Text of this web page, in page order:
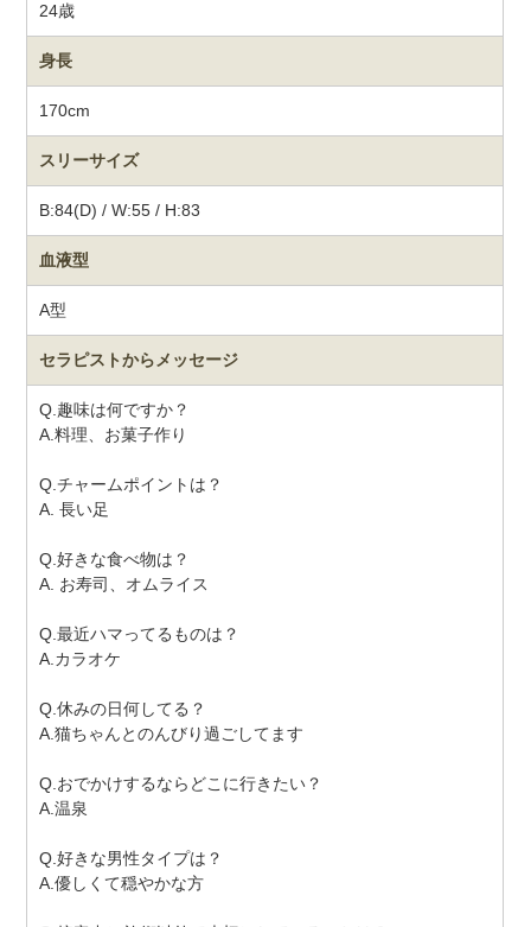
24歳
身長
170cm
スリーサイズ
B:84(D) / W:55 / H:83
血液型
A型
セラピストから メッセージ
Q.趣味は何ですか？
A.料理、お菓子作り
Q.チャームポイントは？
A. 長い足
Q.好きな食べ物は？
A. お寿司、オムライス
Q.最近ハマってるものは？
A.カラオケ
Q.休みの日何してる？
A.猫ちゃんとのんびり過ごしてます
Q.おでかけするならどこに行きたい？
A.温泉
Q.好きな男性タイプは？
A.優しくて穏やかな方